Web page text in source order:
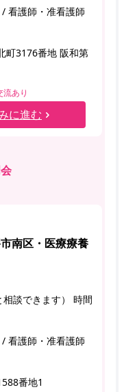
看護師・准看護師
町3176番地 阪和第
あり
に進む
南区・医療療養
談できます） 時間
看護師・准看護師
番地1